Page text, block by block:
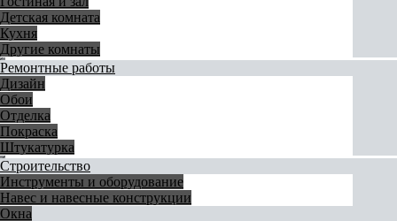
Детская комната
Кухня
Другие комнаты
Ремонтные работы
Дизайн
Обои
Отделка
Покраска
Штукатурка
Строительство
Инструменты и оборудование
Навес и навесные конструкции
Окна